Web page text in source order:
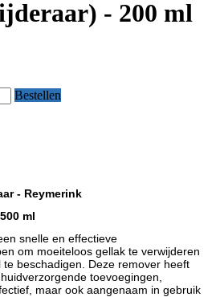
- 200 ml
Bestellen
- Reymerink
ml
snelle en effectieve
om moeiteloos gellak te verwijderen
beschadigen. Deze remover heeft
toevoegingen,
maar ook aangenaam in gebruik